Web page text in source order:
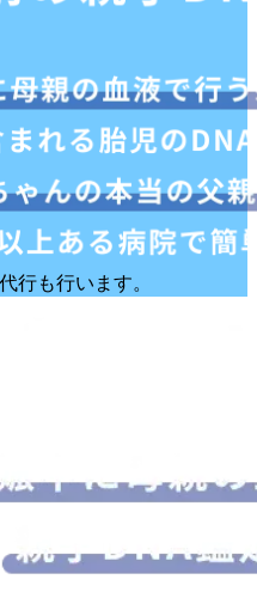
行も行います。